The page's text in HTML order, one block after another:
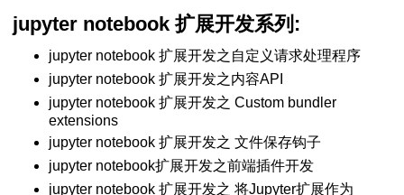
jupyter notebook 扩展开发系列:
jupyter notebook 扩展开发之自定义请求处理程序
jupyter notebook 扩展开发之内容API
jupyter notebook 扩展开发之 Custom bundler
extensions
jupyter notebook 扩展开发之 文件保存钩子
jupyter notebook扩展开发之前端插件开发
jupyter notebook 扩展开发之 将Jupyter扩展作为